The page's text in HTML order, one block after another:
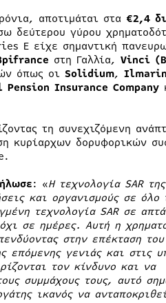
αποτιμάται στα €2,4
δεύτερου γύρου
E είχε σημαντική
στη Γαλλία, Vinci
όπως οι Solidium,
Insurance Company
τη συνεχιζόμενη
κυρίαρχων δορυφορικών
: «Η τεχνολογία SAR
και οργανισμούς σε όλο
τεχνολογία SAR σε απτά
σε ημέρες. Αυτή η
στην επέκταση του
επόμενης γενιάς και στις
τον κίνδυνο και να
συμμάχους τους, αυτό
ικανός να